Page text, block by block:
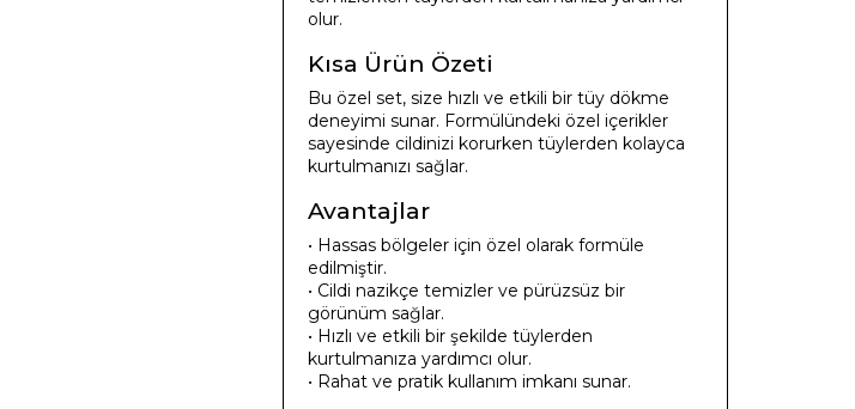
olur.
Kısa Ürün Özeti
Bu özel set, size hızlı ve etkili bir tüy dökme
deneyimi sunar. Formülündeki özel içerikler
sayesinde cildinizi korurken tüylerden kolayca
kurtulmanızı sağlar.
Avantajlar
• Hassas bölgeler için özel olarak formüle
edilmiştir.
• Cildi nazikçe temizler ve pürüzsüz bir
görünüm sağlar.
• Hızlı ve etkili bir şekilde tüylerden
kurtulmanıza yardımcı olur.
• Rahat ve pratik kullanım imkanı sunar.